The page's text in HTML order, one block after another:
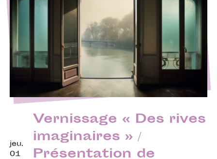
jeu.
01
Vernissage « Des rives
imaginaires » /
Présentation de